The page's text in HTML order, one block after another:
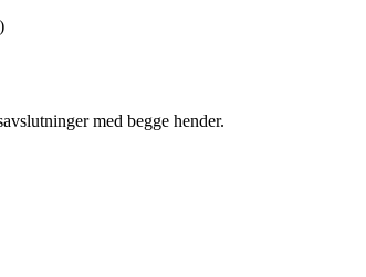
med begge hender.